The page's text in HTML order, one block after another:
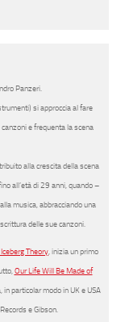
Panzeri.
si approccia al fare
e frequenta la scena
alla crescita della scena
all’età di 29 anni, quando –
musica, abbracciando una
delle sue canzoni.
Theory, inizia un primo
Our Life Will Be Made of
in particolar modo in UK e USA
e Gibson.